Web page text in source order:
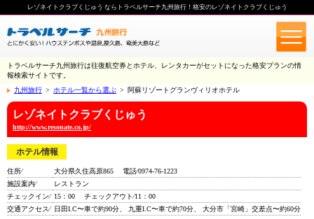
レゾネイトクラブくじゅう ならトラベルサーチ九州旅行！格安のレゾネイトクラブくじゅう
トラベルサーチ九州旅行は往復航空券とホテル、レンタカーがセットになった格安プランの情
報検索サイトです。
九州旅行 > ホテル一覧から選ぶ > 阿蘇リゾートグランヴィリオホテル
レゾネイトクラブくじゅう
http://www.resonate.co.jp/
住所⁄
大分県久住高原865 電話⁄0974-76-1223
施設案内⁄
レストラン
チェックイン⁄ 15：00 チェックアウト⁄11：00
交通アクセス⁄ 日田I.C〜車で約90分、 九重I.C〜車で約70分、 大分市「宮崎」交差点〜約60分